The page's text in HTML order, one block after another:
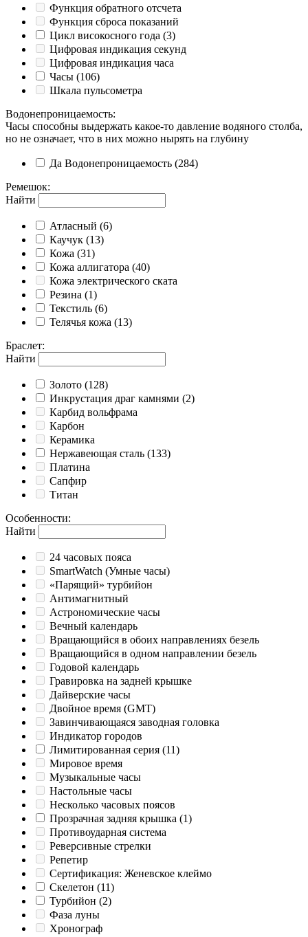
Функция обратного отсчета
Функция сброса показаний
Цикл високосного года (3)
Цифровая индикация секунд
Цифровая индикация часа
Часы (106)
Шкала пульсометра
Водонепроницаемость:
Часы способны выдержать какое-то давление водяного столба,
но не означает, что в них можно нырять на глубину
Да Водонепроницаемость (284)
Ремешок:
Найти
Атласный (6)
Каучук (13)
Кожа (31)
Кожа аллигатора (40)
Кожа электрического ската
Резина (1)
Текстиль (6)
Телячья кожа (13)
Браслет:
Найти
Золото (128)
Инкрустация драг камнями (2)
Карбид вольфрама
Карбон
Керамика
Нержавеющая сталь (133)
Платина
Сапфир
Титан
Особенности:
Найти
24 часовых пояса
SmartWatch (Умные часы)
«Парящий» турбийон
Антимагнитный
Астрономические часы
Вечный календарь
Вращающийся в обоих направлениях безель
Вращающийся в одном направлении безель
Годовой календарь
Гравировка на задней крышке
Дайверские часы
Двойное время (GMT)
Завинчивающаяся заводная головка
Индикатор городов
Лимитированная серия (11)
Мировое время
Музыкальные часы
Настольные часы
Несколько часовых поясов
Прозрачная задняя крышка (1)
Противоударная система
Реверсивные стрелки
Репетир
Сертификация: Женевское клеймо
Скелетон (11)
Турбийон (2)
Фаза луны
Хронограф